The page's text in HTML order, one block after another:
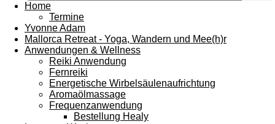
Home
Termine
Yvonne Adam
Mallorca Retreat - Yoga, Wandern und Mee(h)r
Anwendungen & Wellness
Reiki Anwendung
Fernreiki
Energetische Wirbelsäulenaufrichtung
Aromaölmassage
Frequenzanwendung
Bestellung Healy